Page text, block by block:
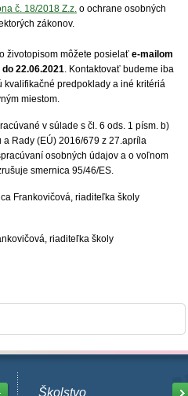
č. 18/2018 Z.z. o ochrane osobných
zákonov.
životopisom môžete posielať e-mailom
22.06.2021. Kontaktovať budeme iba
kvalifikačné predpoklady a iné kritériá
miestom.
v súlade s čl. 6 ods. 1 písm. b)
Rady (EÚ) 2016/679 z 27.apríla
osobných údajov a o voľnom
smernica 95/46/ES.
Frankovičová, riaditeľka školy
riaditeľka školy
Školstvo